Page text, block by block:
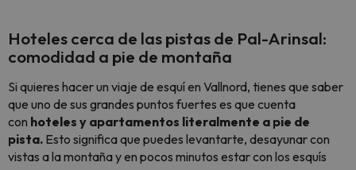
Hoteles cerca de las pistas de Pal-Arinsal:
comodidad a pie de montaña
Si quieres hacer un viaje de esquí en Vallnord, tienes que saber
que uno de sus grandes puntos fuertes es que cuenta
con hoteles y apartamentos literalmente a pie de
pista. Esto significa que puedes levantarte, desayunar con
vistas a la montaña y en pocos minutos estar con los esquís